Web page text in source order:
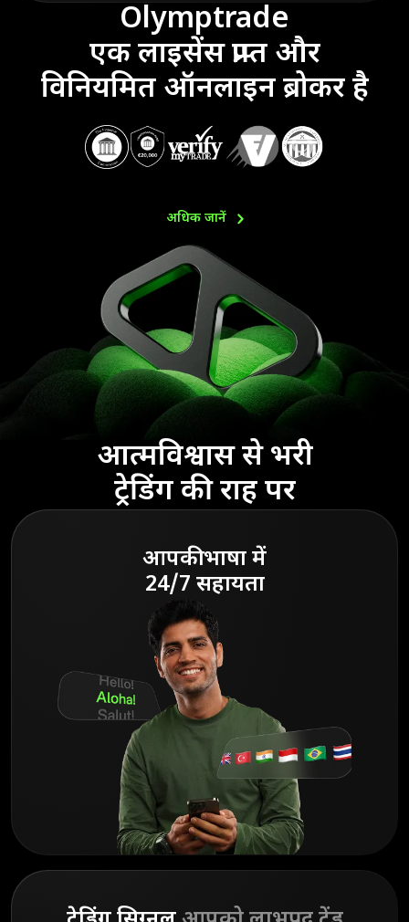
Olymptrade
एक लाइसेंस प्राप्त और
विनियमित ऑनलाइन ब्रोकर है
अधिक जानें
आत्मविश्वास से भरी
ट्रेडिंग की राह पर
आपकी भाषा में
24/7 सहायता